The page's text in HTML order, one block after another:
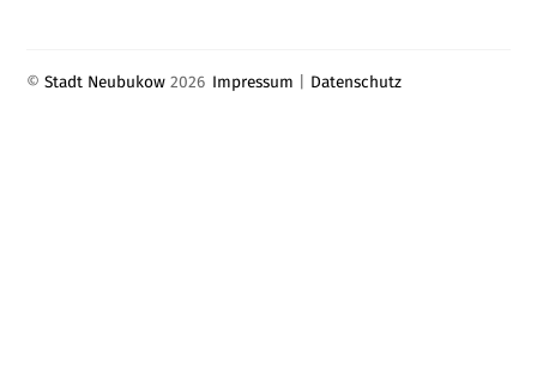
©Stadt Neubukow 2026 Impressum Datenschutz